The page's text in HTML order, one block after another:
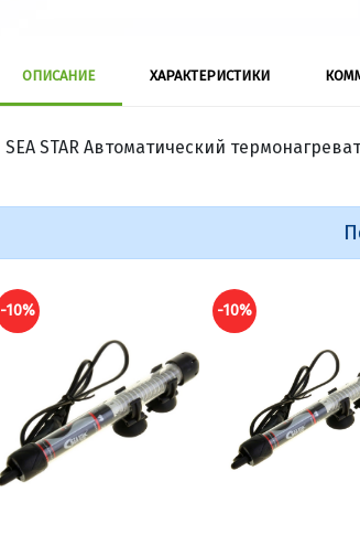
ОПИСАНИЕ ХАРАКТЕРИСТИКИ
SEA STAR Автоматический
-10% -10%